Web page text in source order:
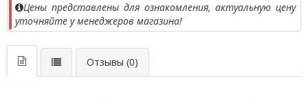
Цены представлены для ознакомления, актуальную цену
уточняйте у менеджеров магазина!
Отзывы (0)